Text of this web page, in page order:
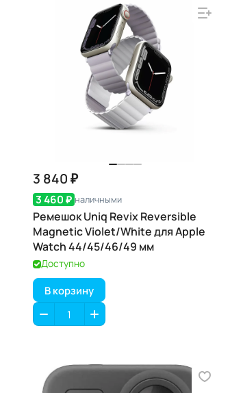
3 840 ₽
3 460 ₽ наличными
Ремешок Uniq Revix Reversible
Magnetic Violet/White для Apple
Watch 44/45/46/49 мм
Доступно
В корзину